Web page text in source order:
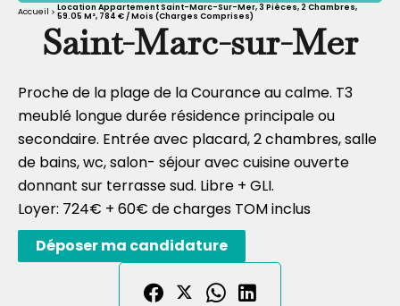
Accueil
Location Appartement Saint-Marc-Sur-Mer, 3 Pièces, 2 Chambres,
59.05 M², 784 € / Mois (Charges Comprises)
Saint-Marc-sur-Mer
Proche de la plage de la Courance au calme. T3
meublé longue durée résidence principale ou
secondaire. Entrée avec placard, 2 chambres, salle
de bains, wc, salon- séjour avec cuisine ouverte
donnant sur terrasse sud. Libre + GLI.
Loyer: 724€ + 60€ de charges TOM inclus
Déposer ma candidature